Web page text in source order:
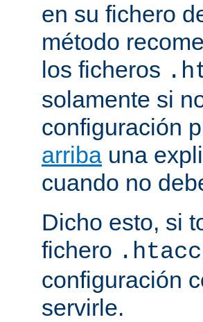
en su fichero
método
los ficheros
solamente si
configuración
arriba una
cuando no
Dicho esto, si
fichero
configuración
servirle.